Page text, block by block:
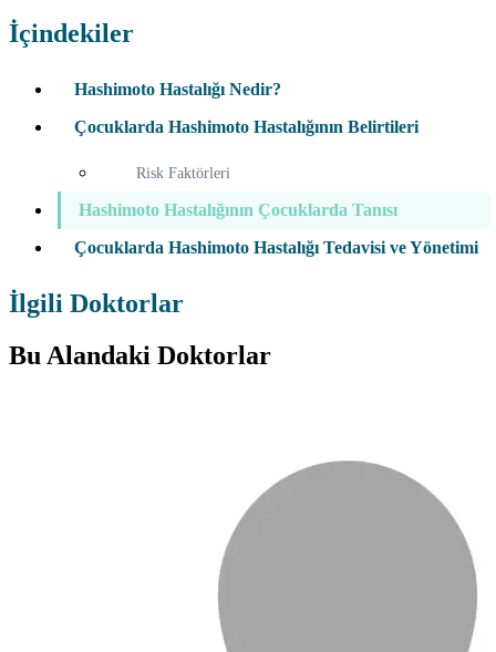
İçindekiler
Hashimoto Hastalığı Nedir?
Çocuklarda Hashimoto Hastalığının Belirtileri
Risk Faktörleri
Hashimoto Hastalığının Çocuklarda Tanısı
Çocuklarda Hashimoto Hastalığı Tedavisi ve Yönetimi
İlgili Doktorlar
Bu Alandaki Doktorlar